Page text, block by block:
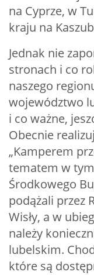
na Cyprze, w
kraju na
Jednak nie
stronach i co
naszego
województwo
i co ważne,
Obecnie
„Kamperem
tematem w
Środkowego
podążali przez
Wisły, a w
należy
lubelskim.
które są